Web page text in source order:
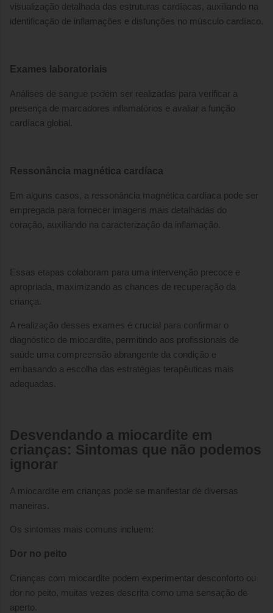
visualização detalhada das estruturas cardíacas, auxiliando na
identificação de inflamações e disfunções no músculo cardíaco.
Exames laboratoriais
Análises de sangue podem ser realizadas para verificar a
presença de marcadores inflamatórios e avaliar a função
cardíaca global.
Ressonância magnética cardíaca
Em alguns casos, a ressonância magnética cardíaca pode ser
empregada para fornecer imagens mais detalhadas do
coração, auxiliando na caracterização da inflamação.
Essas etapas colaboram para uma intervenção precoce e
apropriada, maximizando as chances de recuperação da
criança.
A realização desses exames é crucial para confirmar o
diagnóstico de miocardite, permitindo aos profissionais de
saúde uma compreensão abrangente da condição e
embasando a escolha das estratégias terapêuticas mais
adequadas.
Desvendando a miocardite em
crianças: Sintomas que não podemos
ignorar
A miocardite em crianças pode se manifestar de diversas
maneiras.
Os sintomas mais comuns incluem:
Dor no peito
Crianças com miocardite podem experimentar desconforto ou
dor no peito, muitas vezes descrita como uma sensação de
aperto.